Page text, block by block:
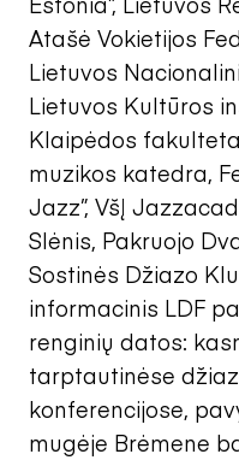
Atašė Vokietijos
Lietuvos
Lietuvos Kultūros
Klaipėdos
muzikos katedra,
Jazz”, VšĮ
Slėnis, Pakruojo
Sostinės Džiazo
informacinis LDF
renginių datos:
tarptautinėse
konferencijose,
mugėje Brėmene